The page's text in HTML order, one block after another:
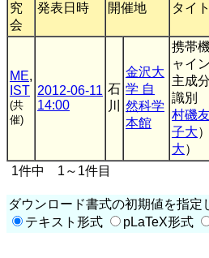
究
会
発表日時 開催地 タイ
ME,
IST
(共
催)
2012-06-11
14:00
石
川
金沢大
学 自
然科学
本館
携帯
ャイ
主成
識別
村磯
子大
大）
1件中 1～1件目
ダウンロード書式の初期値を指定
テキスト形式
pLaTeX形式